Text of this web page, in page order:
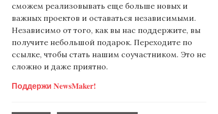
сможем реализовывать еще больше новых и
важных проектов и оставаться независимыми.
Независимо от того, как вы нас поддержите, вы
получите небольшой подарок. Переходите по
ссылке, чтобы стать нашим соучастником. Это не
сложно и даже приятно.
Поддержи NewsMaker!